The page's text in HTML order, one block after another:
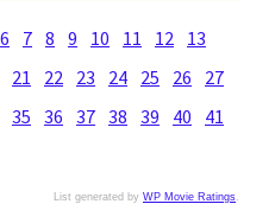
6 7 8 9 10 11 12 13
21 22 23 24 25 26
27
35 36 37 38 39 40
41
List generated by WP Movie Ratings.